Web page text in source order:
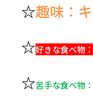
☆趣味：
☆好きな食べ物
☆苦手な食べ物